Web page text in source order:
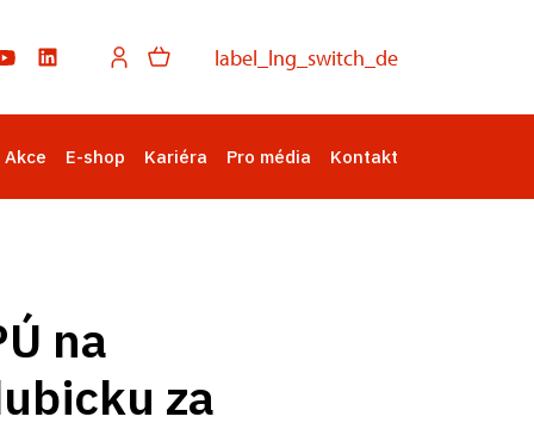
label_lng_switch_de
Akce E-shop Kariéra Pro média Kontakt
na
za